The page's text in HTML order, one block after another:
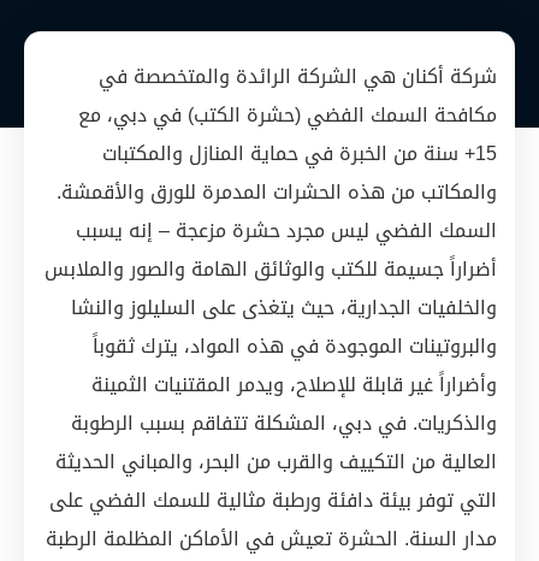
شركة أكنان هي الشركة الرائدة والمتخصصة في
مكافحة السمك الفضي (حشرة الكتب) في دبي، مع
15+ سنة من الخبرة في حماية المنازل والمكتبات
والمكاتب من هذه الحشرات المدمرة للورق والأقمشة.
السمك الفضي ليس مجرد حشرة مزعجة – إنه يسبب
أضراراً جسيمة للكتب والوثائق الهامة والصور والملابس
والخلفيات الجدارية، حيث يتغذى على السليلوز والنشا
والبروتينات الموجودة في هذه المواد، يترك ثقوباً
وأضراراً غير قابلة للإصلاح، ويدمر المقتنيات الثمينة
والذكريات. في دبي، المشكلة تتفاقم بسبب الرطوبة
العالية من التكييف والقرب من البحر، والمباني الحديثة
التي توفر بيئة دافئة ورطبة مثالية للسمك الفضي على
مدار السنة. الحشرة تعيش في الأماكن المظلمة الرطبة